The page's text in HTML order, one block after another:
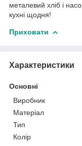
металевий хліб і
кухні щодня!
Приховати
Характеристики
Основні
Виробник
Матеріал
Тип
Колір